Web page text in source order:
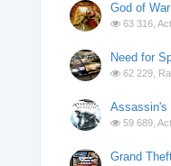
God of
63 316,
Need for
62 229,
Assassin's
59 689,
Grand